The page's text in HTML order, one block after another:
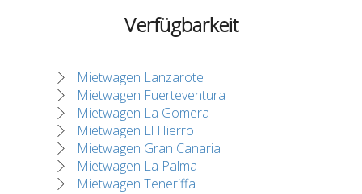
Verfügbarkeit
Mietwagen Lanzarote
Mietwagen Fuerteventura
Mietwagen La Gomera
Mietwagen El Hierro
Mietwagen Gran Canaria
Mietwagen La Palma
Mietwagen Teneriffa